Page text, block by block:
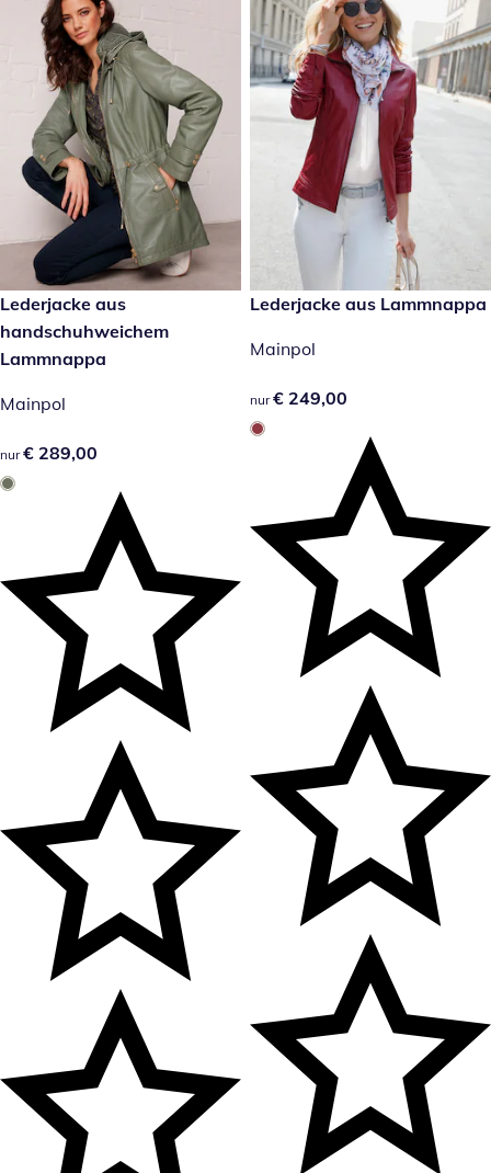
€ 289,00
Lederjacke aus
handschuhweichem
Lammnappa
Mainpol
€ 289,00
nur € 289,00
€ 249,00
Lederjacke aus Lammnappa
Mainpol
€ 249,00
nur € 249,00